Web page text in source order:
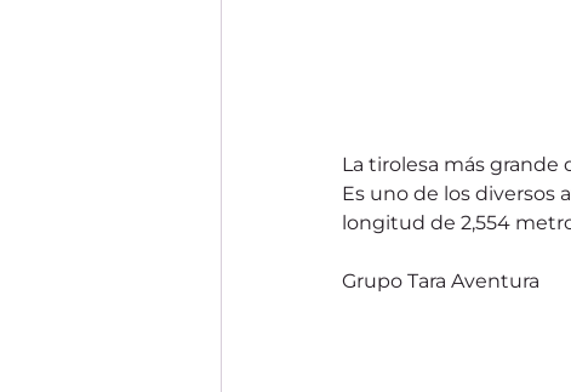
La tirolesa más
Es uno de los diversos
longitud de 2,554
Grupo Tara Aventura